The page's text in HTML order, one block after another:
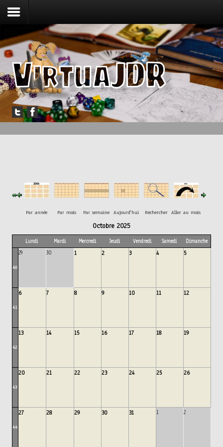
Accueil
Forum
Jouer
Messagerie
Par année Par mois Par semaine Aujourd'hui Rechercher Aller au mois
Octobre 2025
Lundi Mardi Mercredi Jeudi Vendredi Samedi Dimanche
40
29 30 1 2 3 4 5
41
6 7 8 9 10 11 12
42
13 14 15 16 17 18 19
43
20 21 22 23 24 25 26
44
27 28 29 30 31 1 2